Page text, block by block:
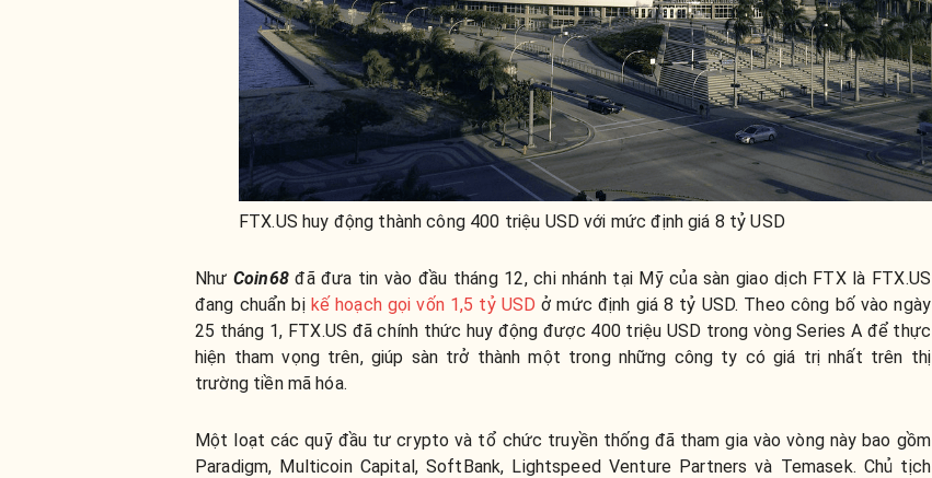
FTX.US huy động thành công 400 triệu USD với mức định giá 8 tỷ USD
Như Coin68đã đưa tin vào đầu tháng 12, chi nhánh tại Mỹ của sàn giao dịch FTX là FTX.US
đang chuẩn bị kế hoạch gọi vốn 1,5 tỷ USD ở mức định giá 8 tỷ USD. Theo công bố vào ngày
25 tháng 1, FTX.US đã chính thức huy động được 400 triệu USD trong vòng Series A để thực
hiện tham vọng trên, giúp sàn trở thành một trong những công ty có giá trị nhất trên thị
trường tiền mã hóa.
Một loạt các quỹ đầu tư crypto và tổ chức truyền thống đã tham gia vào vòng này bao gồm
Paradigm, Multicoin Capital, SoftBank, Lightspeed Venture Partners và Temasek. Chủ tịch